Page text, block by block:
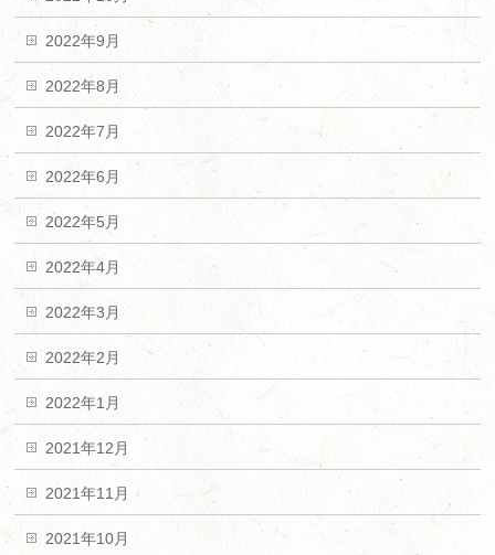
2022年9月
2022年8月
2022年7月
2022年6月
2022年5月
2022年4月
2022年3月
2022年2月
2022年1月
2021年12月
2021年11月
2021年10月